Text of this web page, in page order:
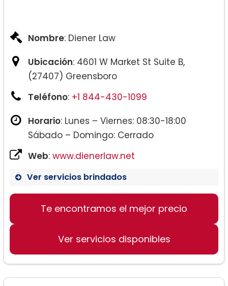
Nombre: Diener Law
Ubicación: 4601 W Market St Suite B,
(27407) Greensboro
Teléfono: +1 844-430-1099
Horario: Lunes – Viernes: 08:30-18:00
Sábado – Domingo: Cerrado
Web: www.dienerlaw.net
Ver servicios brindados
Te encontramos el mejor precio
Ver servicios disponibles